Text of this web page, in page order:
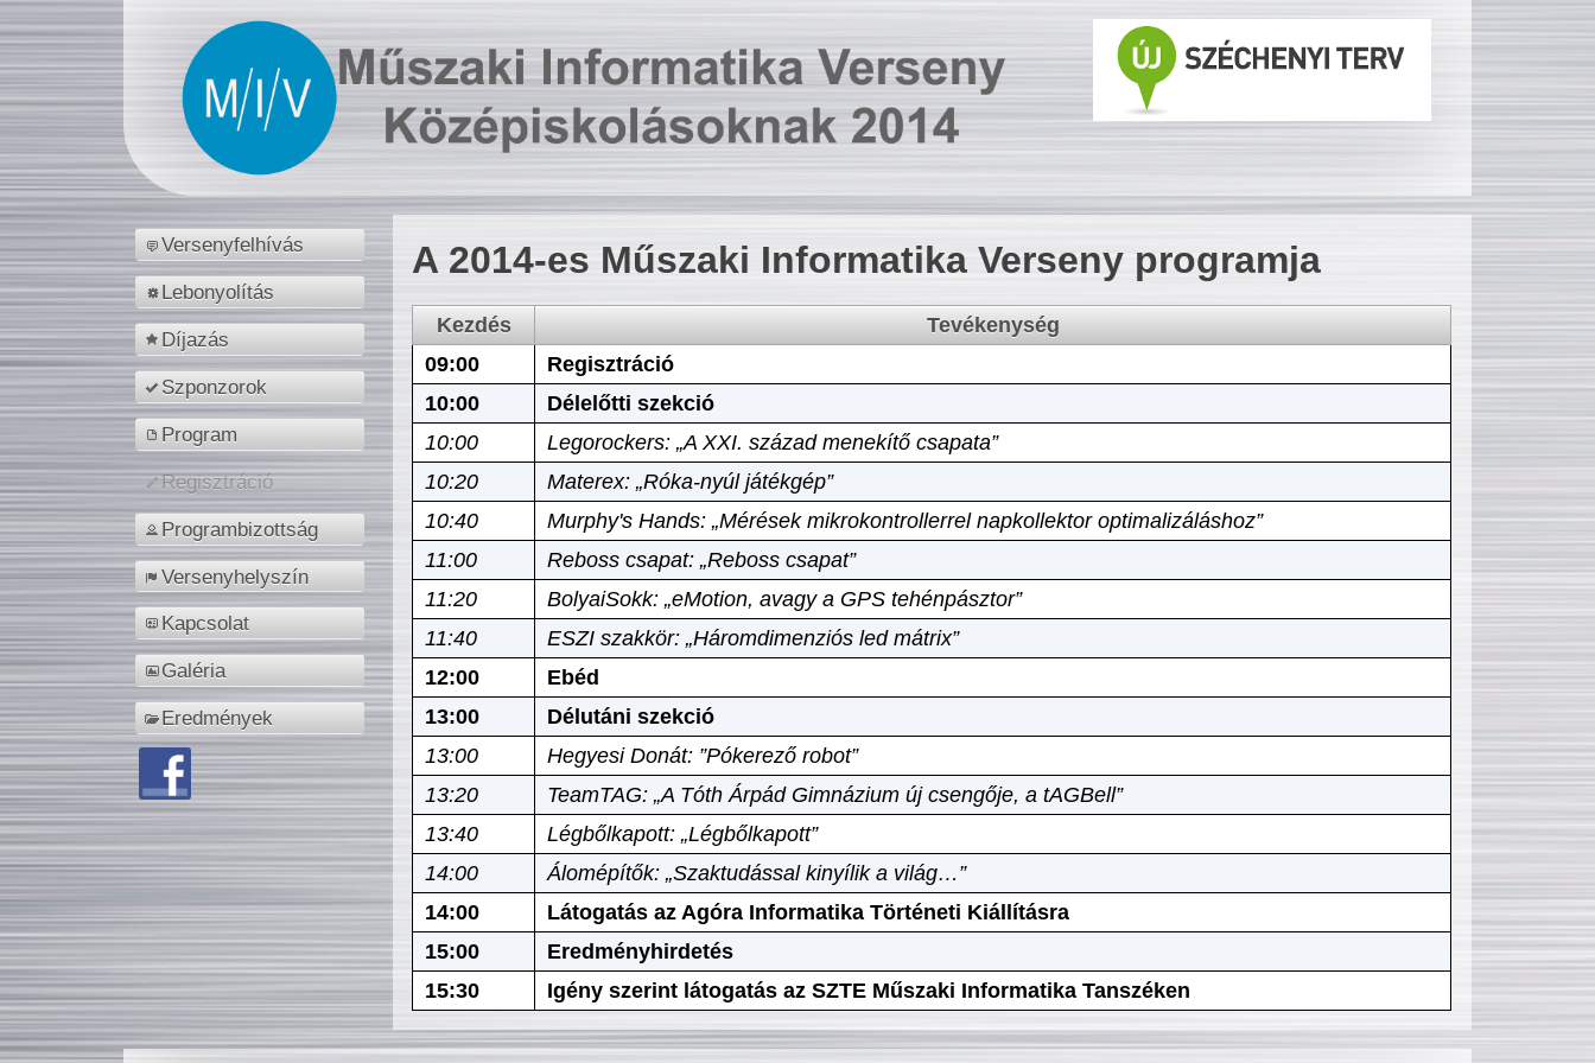
Versenyfelhívás
Lebonyolítás
Díjazás
Szponzorok
Program
Regisztráció
Programbizottság
Versenyhelyszín
Kapcsolat
Galéria
Eredmények
A 2014-es Műszaki Informatika Verseny programja
Kezdés
Tevékenység
09:00
Regisztráció
10:00
Délelőtti szekció
10:00
Legorockers: „A XXI. század menekítő csapata”
10:20
Materex: „Róka-nyúl játékgép”
10:40
Murphy's Hands: „Mérések mikrokontrollerrel napkollektor optimalizáláshoz”
11:00
Reboss csapat: „Reboss csapat”
11:20
BolyaiSokk: „eMotion, avagy a GPS tehénpásztor”
11:40
ESZI szakkör: „Háromdimenziós led mátrix”
12:00
Ebéd
13:00
Délutáni szekció
13:00
Hegyesi Donát: ”Pókerező robot”
13:20
TeamTAG: „A Tóth Árpád Gimnázium új csengője, a tAGBell”
13:40
Légbőlkapott: „Légbőlkapott”
14:00
Álomépítők: „Szaktudással kinyílik a világ…”
14:00
Látogatás az Agóra Informatika Történeti Kiállításra
15:00
Eredményhirdetés
15:30
Igény szerint látogatás az SZTE Műszaki Informatika Tanszéken